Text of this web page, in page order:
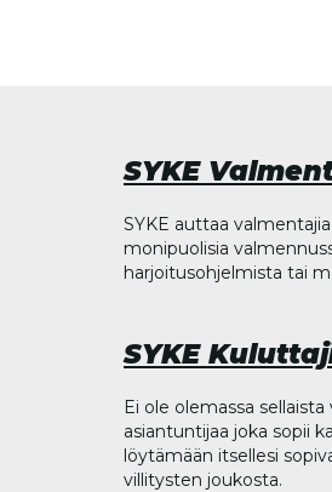
SYKE
SYKE auttaa
monipuolisia
harjoitusohjelmista tai
SYKE
Ei ole olemassa
asiantuntijaa joka sopii
löytämään itsellesi
villitysten joukosta.